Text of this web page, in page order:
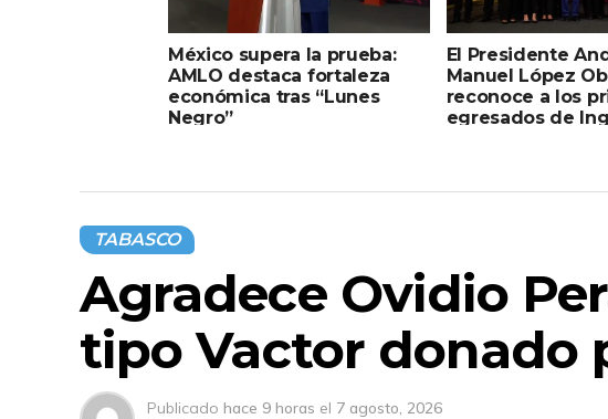
México supera la prueba:
AMLO destaca fortaleza
económica tras “Lunes
Negro”
El Presidente
Manuel López
reconoce a los
egresados de
TABASCO
Agradece Ovidio
tipo Vactor donado
Publicado hace 9 horas el 7 agosto, 2026